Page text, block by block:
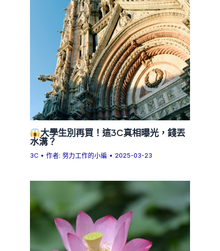
大學生別再買！這3C真相曝光，錢丟
水溝？
3C • 作者:努力工作的小編 • 2025-03-23